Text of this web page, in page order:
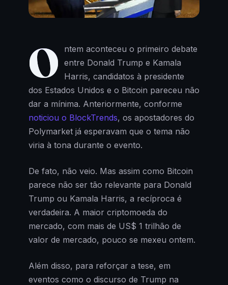
O
ntem aconteceu o primeiro debate
entre Donald Trump e Kamala
Harris, candidatos à presidente
dos Estados Unidos e o Bitcoin pareceu não
dar a mínima. Anteriormente, conforme
noticiou o BlockTrends, os apostadores do
Polymarket já esperavam que o tema não
viria à tona durante o evento.
De fato, não veio. Mas assim como Bitcoin
parece não ser tão relevante para Donald
Trump ou Kamala Harris, a recíproca é
verdadeira. A maior criptomoeda do
mercado, com mais de US$ 1 trilhão de
valor de mercado, pouco se mexeu ontem.
Além disso, para reforçar a tese, em
eventos como o discurso de Trump na